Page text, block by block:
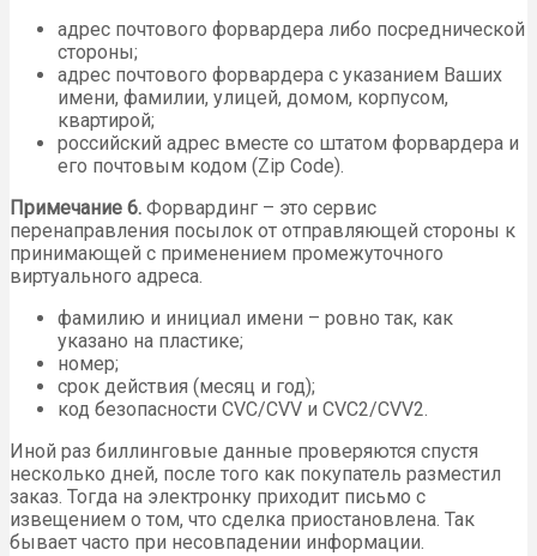
адрес почтового форвардера либо посреднической
стороны;
адрес почтового форвардера с указанием Ваших
имени, фамилии, улицей, домом, корпусом,
квартирой;
российский адрес вместе со штатом форвардера и
его почтовым кодом (Zip Code).
Примечание 6. Форвардинг – это сервис
перенаправления посылок от отправляющей стороны к
принимающей с применением промежуточного
виртуального адреса.
фамилию и инициал имени – ровно так, как
указано на пластике;
номер;
срок действия (месяц и год);
код безопасности CVC/CVV и CVC2/CVV2.
Иной раз биллинговые данные проверяются спустя
несколько дней, после того как покупатель разместил
заказ. Тогда на электронку приходит письмо с
извещением о том, что сделка приостановлена. Так
бывает часто при несовпадении информации.